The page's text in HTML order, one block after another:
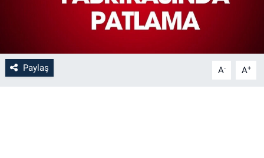
Paylaş A- A+
Bilim-Tek